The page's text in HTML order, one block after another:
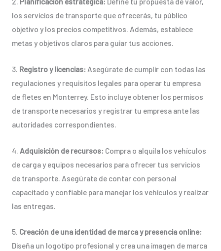
los servicios de transporte que ofrecerás, tu público
objetivo y los precios competitivos. Además, establece
metas y objetivos claros para guiar tus acciones.
3. Registro y licencias: Asegúrate de cumplir con todas las
regulaciones y requisitos legales para operar tu empresa
de fletes en Monterrey. Esto incluye obtener los permisos
de transporte necesarios y registrar tu empresa ante las
autoridades correspondientes.
4. Adquisición de recursos: Compra o alquila los vehículos
de carga y equipos necesarios para ofrecer tus servicios
de transporte. Asegúrate de contar con personal
capacitado y confiable para manejar los vehículos y realizar
las entregas.
5. Creación de una identidad de marca y presencia online:
Diseña un logotipo profesional y crea una imagen de marca